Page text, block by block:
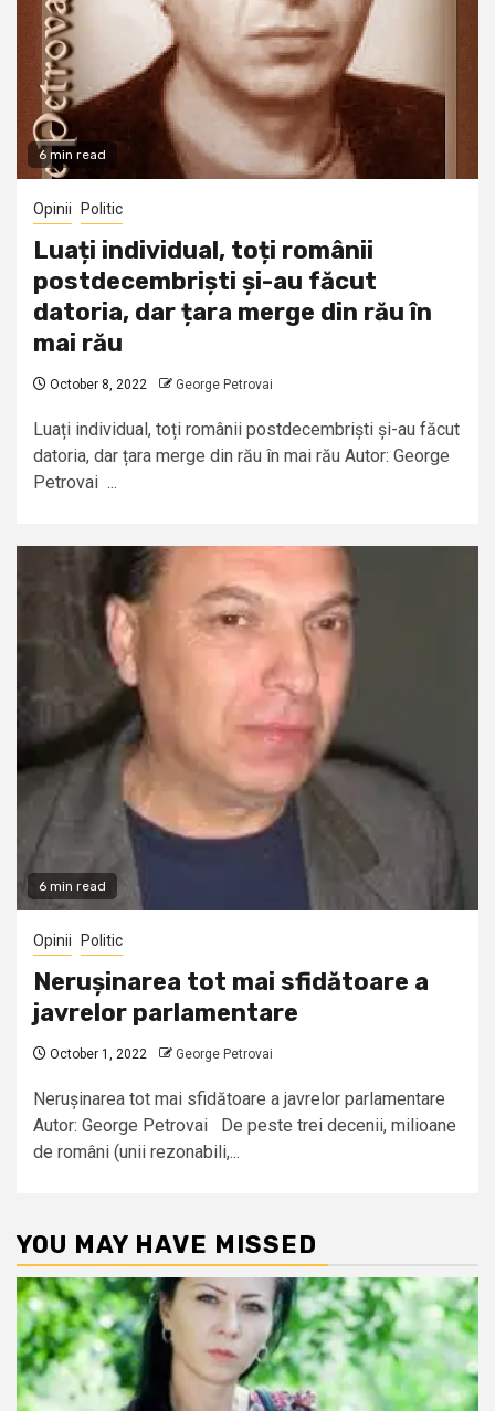
6 min read
Opinii Politic
Luați individual, toți românii
postdecembriști și-au făcut
datoria, dar țara merge din rău în
mai rău
October 8, 2022 George Petrovai
Luați individual, toți românii postdecembriști și-au făcut
datoria, dar țara merge din rău în mai rău Autor: George
Petrovai ...
6 min read
Opinii Politic
Nerușinarea tot mai sfidătoare a
javrelor parlamentare
October 1, 2022 George Petrovai
Nerușinarea tot mai sfidătoare a javrelor parlamentare
Autor: George Petrovai De peste trei decenii, milioane
de români (unii rezonabili,...
YOU MAY HAVE MISSED